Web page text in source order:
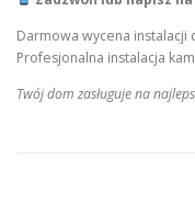
Darmowa wycena instalacji
Profesjonalna instalacja
Twój dom zasługuje na